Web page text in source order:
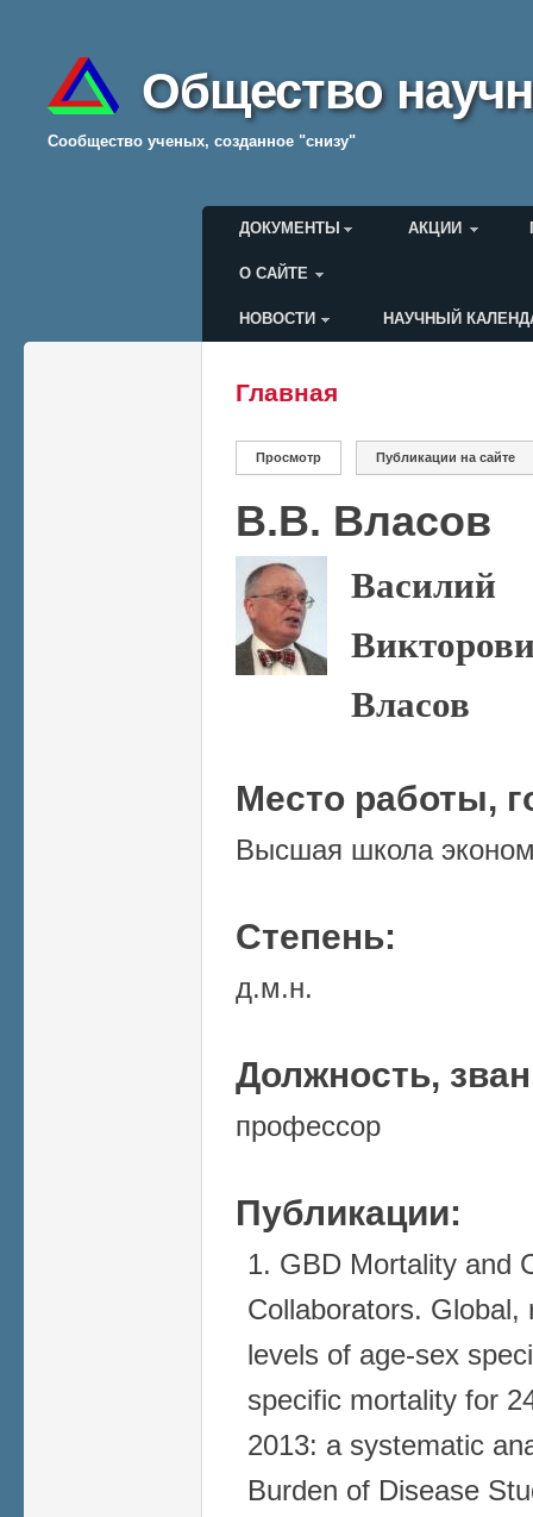
Общество
Cообщество ученых, созданное "снизу"
Главное меню
ДОКУМЕНТЫ АКЦИИ
О САЙТЕ
Меню пользователя
НОВОСТИ НАУЧНЫЙ
Вы здесь
Главная
Главные вкладки
Просмотр (активная вкладка)
Публикации на сайте
В.В. Власов
Василий
Власов
Место работы,
Высшая школа
Степень:
д.м.н.
Должность,
профессор
Публикации:
GBD Mortality and
Collaborators. Global,
levels of age-sex
specific mortality for
2013: a systematic
Burden of Disease